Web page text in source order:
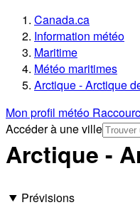
Canada.ca
Information météo
Maritime
Météo maritimes
Arctique - Arctique
Mon profil météo
Accéder à une ville
Arctique -
Prévisions